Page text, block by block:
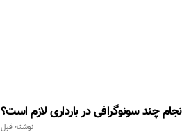
چند سونوگرافی در بارداری لازم است؟
نوشته قبل